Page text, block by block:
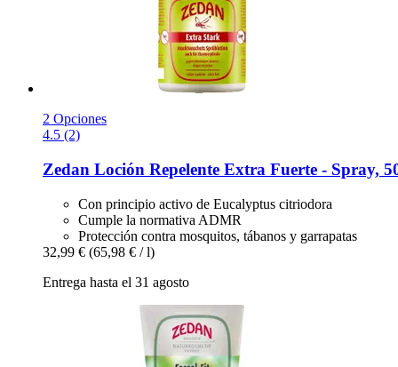
2 Opciones
4.5 (2)
Zedan Loción Repelente Extra Fuerte -​ Spray,
Con principio activo de Eucalyptus citriodora
Cumple la normativa ADMR
Protección contra mosquitos, tábanos y garrapatas
32,99 € (65,98 € / l)
Entrega hasta el 31 agosto